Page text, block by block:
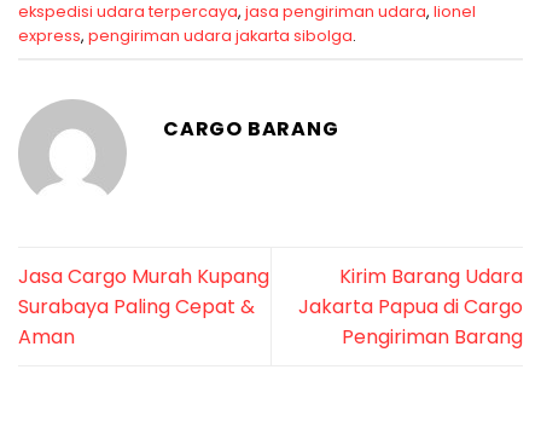
ekspedisi udara terpercaya, jasa pengiriman udara, lionel
express, pengiriman udara jakarta sibolga.
CARGO BARANG
Jasa Cargo Murah Kupang
Surabaya Paling Cepat &
Aman
Kirim Barang Udara
Jakarta Papua di Cargo
Pengiriman Barang